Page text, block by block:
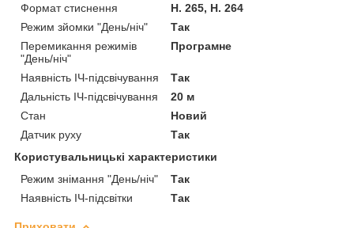
Формат стиснення
H. 265, H. 264
Режим зйомки "День/ніч"
Так
Перемикання режимів
"День/ніч"
Програмне
Наявність ІЧ-підсвічування
Так
Дальність ІЧ-підсвічування
20 м
Стан
Новий
Датчик руху
Так
Користувальницькі характеристики
Режим знімання "День/ніч"
Так
Наявність ІЧ-підсвітки
Так